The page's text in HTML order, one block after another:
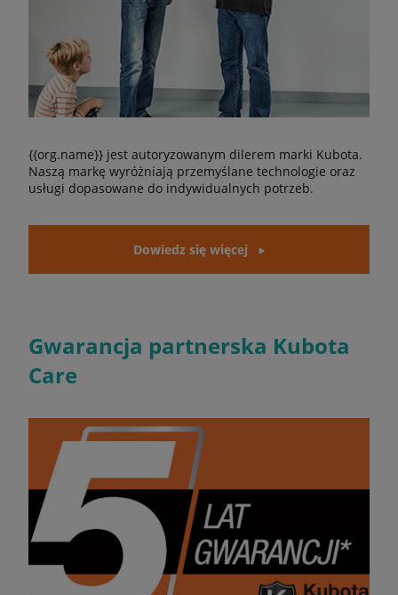
{{org.name}} jest autoryzowanym dilerem marki Kubota.
Naszą markę wyróżniają przemyślane technologie oraz
usługi dopasowane do indywidualnych potrzeb.
Dowiedz się więcej
Gwarancja partnerska Kubota
Care